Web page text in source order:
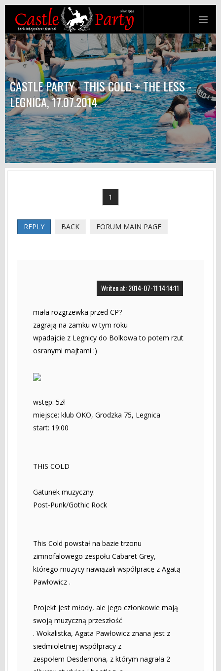
CASTLE PARTY - THIS COLD + THE LESS -
LEGNICA, 17.07.2014
1
REPLY BACK FORUM MAIN PAGE
Writen at: 2014-07-11 14:14:11
mała rozgrzewka przed CP?
zagrają na zamku w tym roku
wpadajcie z Legnicy do Bolkowa to potem rzut
osranymi majtami :)
wstęp: 5zł
miejsce: klub OKO, Grodzka 75, Legnica
start: 19:00
THIS COLD
Gatunek muzyczny:
Post-Punk/Gothic Rock
This Cold powstał na bazie trzonu
zimnofalowego zespołu Cabaret Grey,
którego muzycy nawiązali współpracę z Agatą
Pawłowicz .
Projekt jest młody, ale jego członkowie mają
swoją muzyczną przeszłość
. Wokalistka, Agata Pawłowicz znana jest z
siedmioletniej współpracy z
zespołem Desdemona, z którym nagrała 2